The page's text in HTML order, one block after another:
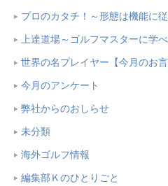
プロのカタチ！～形態は機能に
上達道場～ゴルフマスターに学
世界の名プレイヤー【今月のお言
今月のアンケート
弊社からのおしらせ
未分類
海外ゴルフ情報
編集部Ｋのひとりごと